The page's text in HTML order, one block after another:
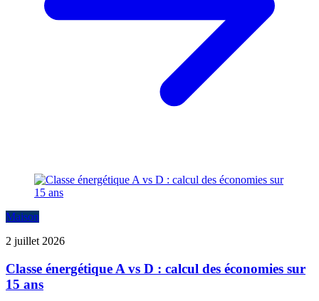
Maison
2 juillet 2026
Classe énergétique A vs D : calcul des économies sur
15 ans